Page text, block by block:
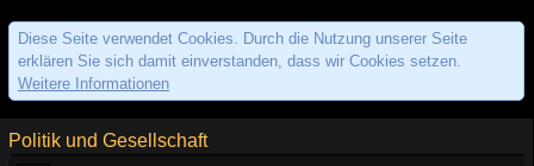
Diese Seite verwendet Cookies. Durch die Nutzung unserer Seite
erklären Sie sich damit einverstanden, dass wir Cookies setzen.
Weitere Informationen
Politik und Gesellschaft